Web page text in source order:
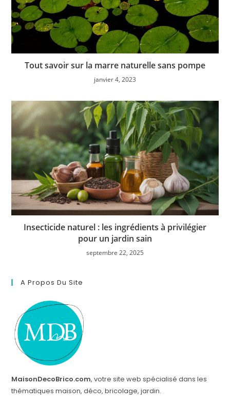
Tout savoir sur la marre naturelle sans pompe
janvier 4, 2023
Insecticide naturel : les ingrédients à privilégier
pour un jardin sain
septembre 22, 2025
A Propos Du Site
MaisonDecoBrico.com, votre site web spécialisé dans les
thématiques maison, déco, bricolage, jardin.